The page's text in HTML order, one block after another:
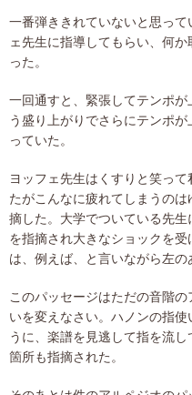
一番弾ききれていないと思っ
ェ先生に指導してもらい、何
った。
一回通すと、緊張してテンポ
う盛り上がりでさらにテンポ
っていた。
ヨッフェ先生はくすりと笑っ
たがこんなに疲れてしまうの
摘した。大学でついている先
を指摘され大きなショックを
は、例えば、と言いながら左の
このパッセージはただの音階
いを変えなさい。ハノンの指
うに、楽譜を見逃して指を流
箇所も指摘された。